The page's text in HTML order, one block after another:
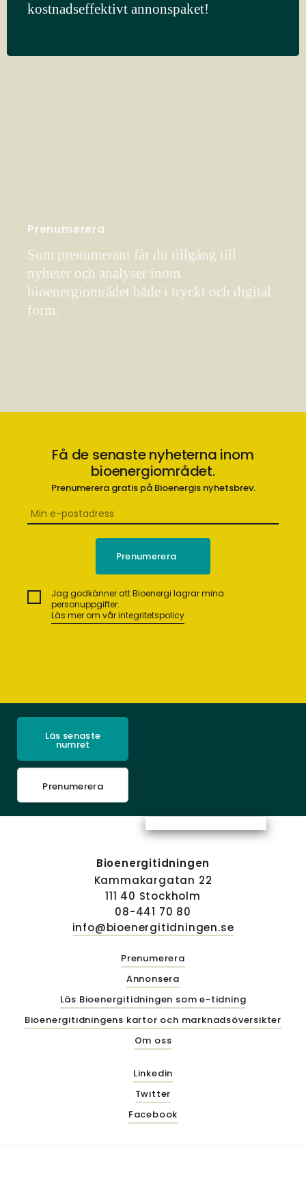
kostnadseffektivt annonspaket!
Prenumerera
Som prenumerant får du tillgång till
nyheter och analyser inom
bioenergiområdet både i tryckt och digital
form.
Få de senaste nyheterna inom
bioenergiområdet.
Prenumerera gratis på Bioenergis nyhetsbrev.
Jag godkänner att Bioenergi lagrar mina
personuppgifter.
Läs mer om vår integritetspolicy
Läs senaste
numret
Prenumerera
Bioenergitidningen
Kammakargatan 22
111 40 Stockholm
08-441 70 80
info@bioenergitidningen.se
Prenumerera
Annonsera
Läs Bioenergitidningen som e-tidning
Bioenergitidningens kartor och marknadsöversikter
Om oss
Linkedin
Twitter
Facebook